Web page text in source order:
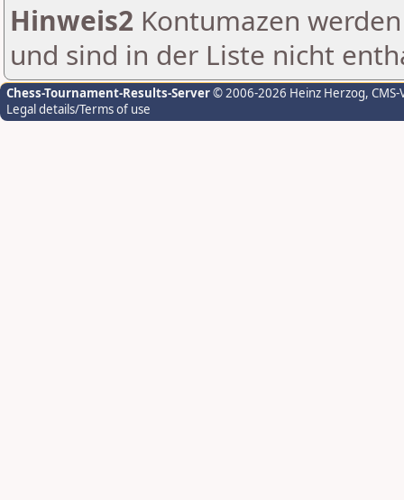
Hinweis2 Kontumazen
und sind in der Liste nicht
Chess-Tournament-Results-Server© 2006-2026 Heinz Herzog,
Legal details/Terms of use